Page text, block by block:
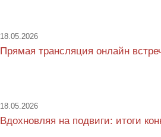
18.05.2026
Прямая трансляция онлайн
18.05.2026
Вдохновляя на подвиги: итоги